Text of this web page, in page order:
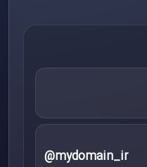
@mydomain_ir